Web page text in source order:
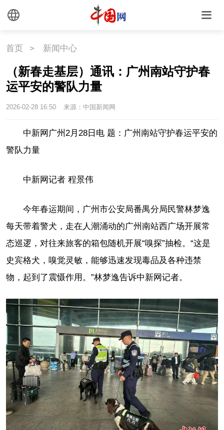
首页 > 新闻中心
（新春走基层）通讯：广州南站守护春
运平安的警队力量
2026-02-28 16:50 来源：中国新闻网
中新网广州2月28日电 题：广州南站守护春运平安的
警队力量
中新网记者 程景伟
今年春运期间，广州市公安局番禺分局民警林梦逸
每天带着警犬，走在人潮涌动的广州南站西广场开展常
态巡逻，对往来旅客的箱包随机开展“嗅探”抽检。“这是
史宾格犬，嗅觉灵敏，能够迅速发现毒品及各种违禁
物，起到了震慑作用。”林梦逸告诉中新网记者。